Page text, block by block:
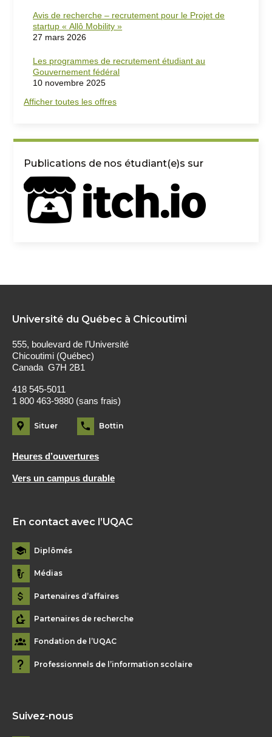
Avis de recherche – recrutement pour le Projet de
startup « Allô Mobility »
27 mars 2026
Les programmes de recrutement étudiant au
Gouvernement fédéral
10 novembre 2025
Afficher toutes les offres
Publications de nos étudiant(e)s sur
Université du Québec à Chicoutimi
555, boulevard de l’Université
Chicoutimi (Québec)
Canada G7H 2B1
418 545-5011
1 800 463-9880 (sans frais)
Situer Bottin
Heures d’ouvertures
Vers un campus durable
En contact avec l’UQAC
Diplômés
Médias
Partenaires d’affaires
Partenaires de recherche
Fondation de l’UQAC
Professionnels de l’information scolaire
Suivez-nous